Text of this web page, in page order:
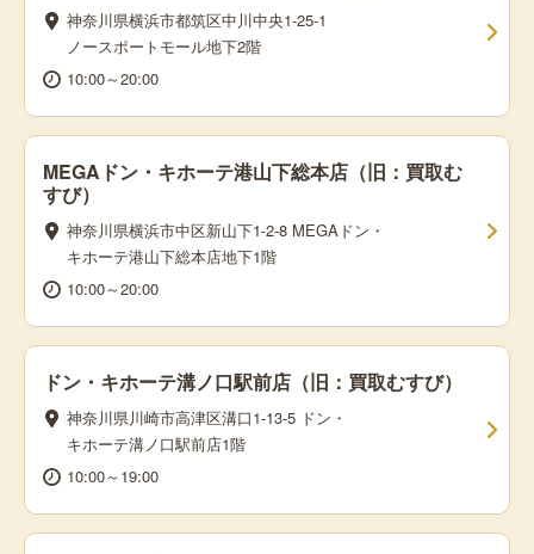
神奈川県横浜市都筑区中川中央1-25-1
ノースポートモール地下2階
10:00～20:00
MEGAドン・キホーテ港山下総本店（旧：買取む
すび）
神奈川県横浜市中区新山下1-2-8 MEGAドン・
キホーテ港山下総本店地下1階
10:00～20:00
ドン・キホーテ溝ノ口駅前店（旧：買取むすび）
神奈川県川崎市高津区溝口1-13-5 ドン・
キホーテ溝ノ口駅前店1階
10:00～19:00